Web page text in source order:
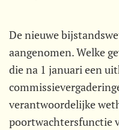
De nieuwe
aangenomen. Welke
die na 1 januari een
verantwoordelijke
poortwachtersfunctie